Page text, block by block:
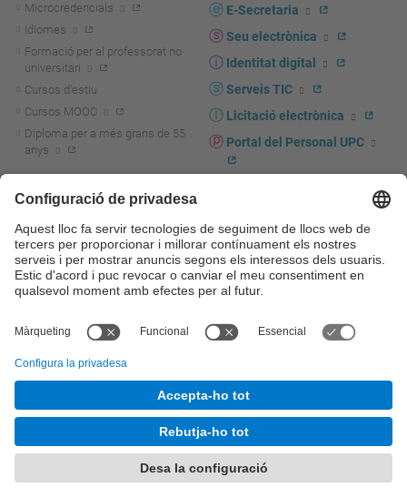
Microcredencials
Idiomes
Formació per al professorat no
universitari
Cursos d'estiu
Cursos MOOC
Diploma per a més grans de 55
anys
Actualitat R+D+I
La recerca a la UPC
La transferència, l'emprenedoria i
la innovació a la UPC
Foment i suport a la recerca
transferència, l'emprenedoria i la
Serveis per a empreses
E-Secretaria
Seu electrònica
Identitat digital
Serveis TIC
Licitació electrònica
Portal del Personal UPC
UPCshop, marxandatge
Sala de premsa
Seguretat i salut
Autoprotecció i emergències
© UPC Universitat Politècnica de Catalunya - BarcelonaTech
Accessibilitat